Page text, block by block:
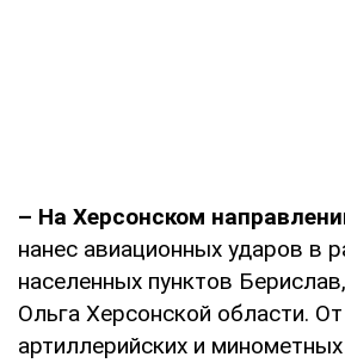
– На Херсонском
нанес авиационных ударов в
населенных пунктов
Ольга Херсонской области.
артиллерийских и